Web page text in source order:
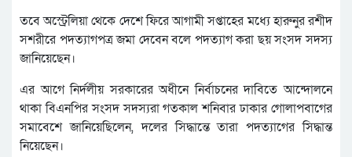
তবে অস্ট্রেলিয়া থেকে দেশে ফিরে আগামী সপ্তাহের মধ্যে হারুনুর রশীদ
সশরীরে পদত্যাগপত্র জমা দেবেন বলে পদত্যাগ করা ছয় সংসদ সদস্য
জানিয়েছেন।
এর আগে নির্দলীয় সরকারের অধীনে নির্বাচনের দাবিতে আন্দোলনে
থাকা বিএনপির সংসদ সদস্যরা গতকাল শনিবার ঢাকার গোলাপবাগের
সমাবেশে জানিয়েছিলেন, দলের সিদ্ধান্তে তারা পদত্যাগের সিদ্ধান্ত
নিয়েছেন।